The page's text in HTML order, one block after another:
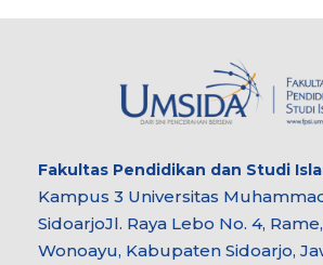
Fakultas Pendidikan dan Studi
Kampus 3 Universitas
SidoarjoJl. Raya Lebo No. 4,
Wonoayu, Kabupaten Sidoarjo,